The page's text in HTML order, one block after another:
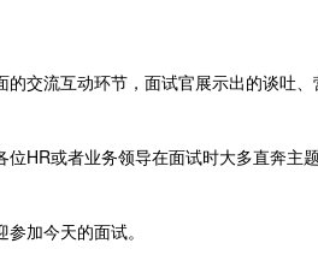
交流互动环节，面试官展示出的谈吐
HR或者业务领导在面试时大多直奔主
加今天的面试。